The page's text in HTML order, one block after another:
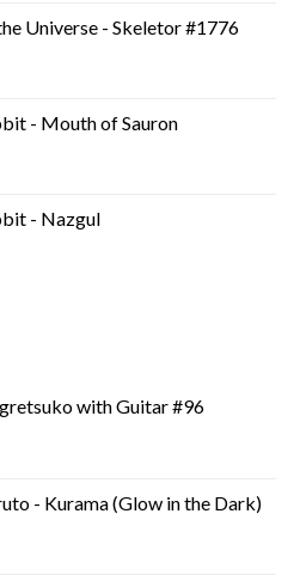
Universe - Skeletor #1776
- Mouth of Sauron
- Nazgul
with Guitar #96
- Kurama (Glow in the Dark)